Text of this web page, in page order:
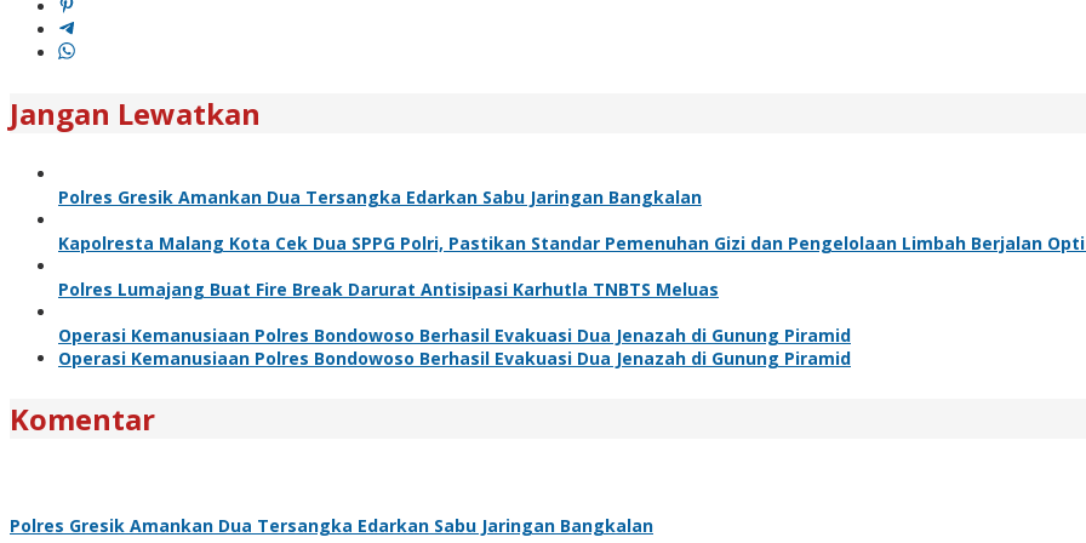
Jangan Lewatkan
Polres Gresik Amankan Dua Tersangka Edarkan Sabu Jaringan Bangkalan
Kapolresta Malang Kota Cek Dua SPPG Polri, Pastikan Standar Pemenuhan Gizi dan Pengelolaan Limbah Berjalan
Polres Lumajang Buat Fire Break Darurat Antisipasi Karhutla TNBTS Meluas
Operasi Kemanusiaan Polres Bondowoso Berhasil Evakuasi Dua Jenazah di Gunung Piramid
Operasi Kemanusiaan Polres Bondowoso Berhasil Evakuasi Dua Jenazah di Gunung Piramid
Komentar
Polres Gresik Amankan Dua Tersangka Edarkan Sabu Jaringan Bangkalan